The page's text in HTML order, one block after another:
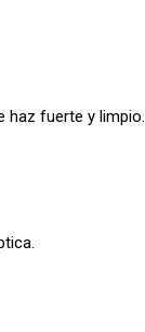
haz fuerte y limpio.